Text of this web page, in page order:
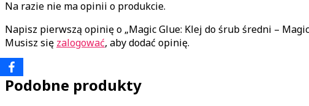
Na razie nie ma opinii o produkcie.
Napisz pierwszą opinię o „Magic Glue: Klej do śrub średni –
Musisz się zalogować, aby dodać opinię.
Podobne produkty